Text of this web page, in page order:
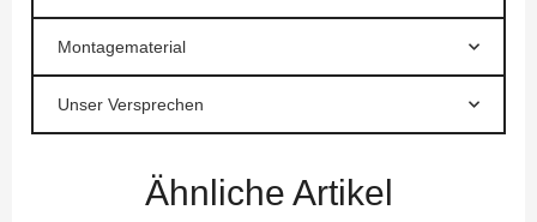
Montagematerial
Unser Versprechen
Ähnliche Artikel